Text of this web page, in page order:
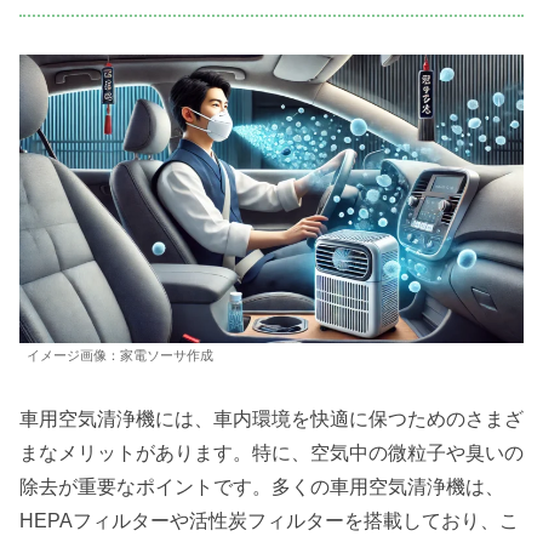
イメージ画像：家電ソーサ作成
車用空気清浄機には、車内環境を快適に保つためのさまざ
まなメリットがあります。特に、空気中の微粒子や臭いの
除去が重要なポイントです。多くの車用空気清浄機は、
HEPAフィルターや活性炭フィルターを搭載しており、こ